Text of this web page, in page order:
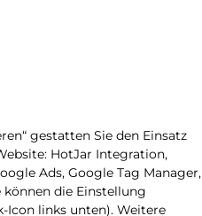
gestatten Sie den Einsatz
HotJar Integration,
Ads, Google Tag Manager,
können die Einstellung
Icon links unten). Weitere